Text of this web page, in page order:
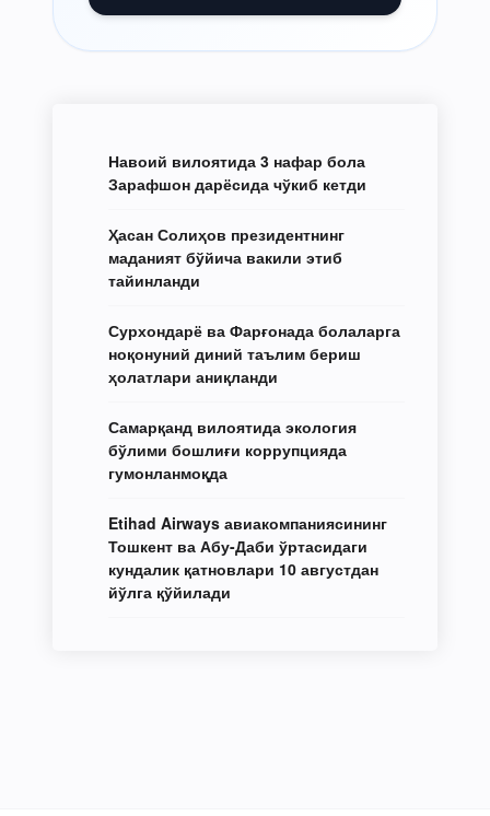
Навоий вилоятида 3 нафар бола
Зарафшон дарёсида чўкиб кетди
Ҳасан Солиҳов президентнинг
маданият бўйича вакили этиб
тайинланди
Сурхондарё ва Фарғонада болаларга
ноқонуний диний таълим бериш
ҳолатлари аниқланди
Самарқанд вилоятида экология
бўлими бошлиғи коррупцияда
гумонланмоқда
Etihad Airways авиакомпаниясининг
Тошкент ва Абу-Даби ўртасидаги
кундалик қатновлари 10 августдан
йўлга қўйилади